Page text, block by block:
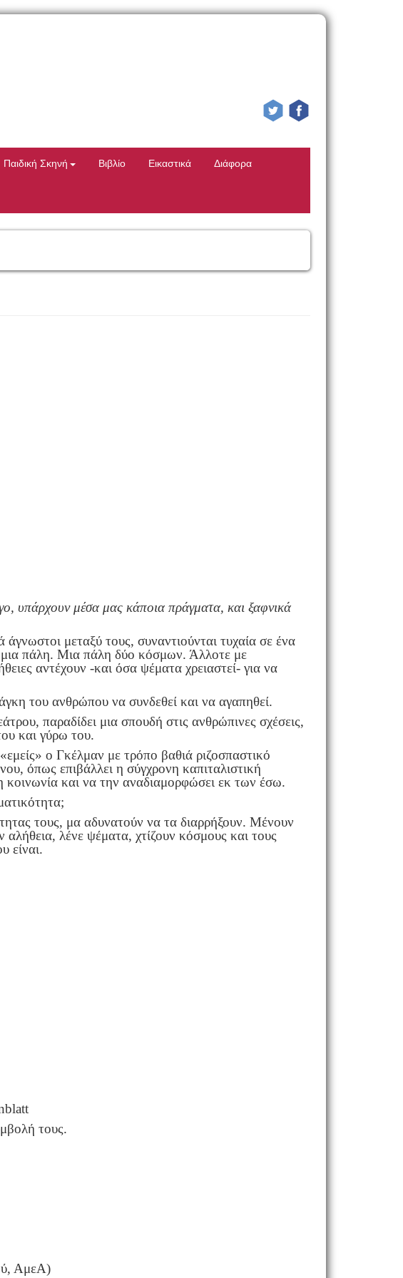
Παιδική Σκηνή Βιβλίο Εικαστικά Διάφορα
υπάρχουν μέσα μας κάποια πράγματα, και ξαφνικά
μεταξύ τους, συναντιούνται τυχαία σε ένα
μια πάλη. Μια πάλη δύο κόσμων. Άλλοτε με
αντέχουν -και όσα ψέματα χρειαστεί- για να
του ανθρώπου να συνδεθεί και να αγαπηθεί.
παραδίδει μια σπουδή στις ανθρώπινες σχέσεις,
και γύρω του.
ο Γκέλμαν με τρόπο βαθιά ριζοσπαστικό
όπως επιβάλλει η σύγχρονη καπιταλιστική
κοινωνία και να την αναδιαμορφώσει εκ των έσω.
τους, μα αδυνατούν να τα διαρρήξουν. Μένουν
λένε ψέματα, χτίζουν κόσμους και τους
είναι.
τους.
ΑμεΑ)